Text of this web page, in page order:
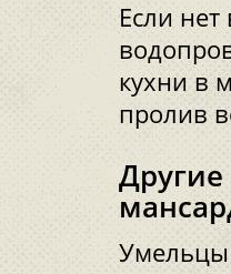
Если
кухни в
пролив
Умельцы